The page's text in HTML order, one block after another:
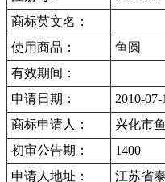
商标英文名：
使用商品：
鱼圆
有效期间：
申请日期：
2010-07-
商标申请人：
兴化市
初审公告期：
1400
申请人地址：
江苏省